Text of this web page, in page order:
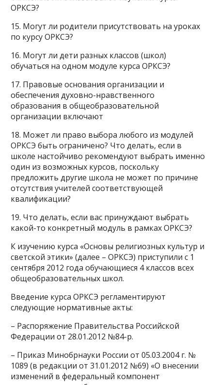
ОРКСЭ?
15. Могут ли родители присутствовать на уроках
по курсу ОРКСЭ?
16. Могут ли дети разных классов (школ)
обучаться на одном модуле курса ОРКСЭ?
17. Правовые основания организации и
обеспечения духовно-нравственного
образования в общеобразовательной
организации включают
18. Может ли право выбора любого из модулей
ОРКСЭ быть ограничено? Что делать, если в
школе настойчиво рекомендуют выбрать именно
один из возможных курсов, поскольку
предложить другие школа не может по причине
отсутствия учителей соответствующей
квалификации?
19. Что делать, если вас принуждают выбрать
какой-то конкретный модуль в рамках ОРКСЭ?
К изучению курса «Основы религиозных культур и
светской этики» (далее – ОРКСЭ) приступили с 1
сентября 2012 года обучающиеся 4 классов всех
общеобразовательных школ.
Введение курса ОРКСЭ регламентируют
следующие нормативные акты:
– Распоряжение Правительства Российской
Федерации от 28.01.2012 №84-р.
– Приказ Минобрнауки России от 05.03.2004 г. №
1089 (в редакции от 31.01.2012 №69) «О внесении
изменений в федеральный компонент